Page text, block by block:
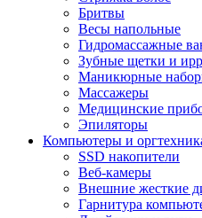
Бритвы
Весы напольные
Гидромассажные
Зубные щетки и
Маникюрные
Массажеры
Медицинские
Эпиляторы
Компьютеры и
SSD накопители
Веб-камеры
Внешние жесткие
Гарнитура